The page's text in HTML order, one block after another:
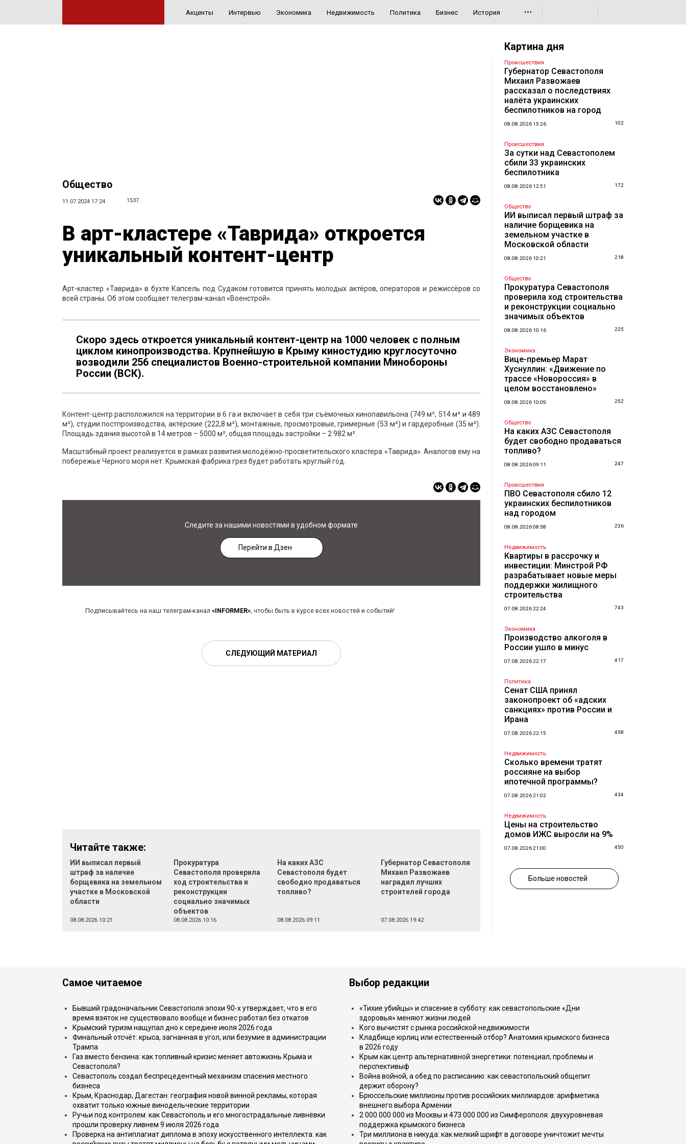
Акценты Интервью Экономика Недвижимость Политика Бизнес История •••
Общество
11.07.2024 17:24 1537
В арт-кластере «Таврида» откроется
уникальный контент-центр
Арт-кластер «Таврида» в бухте Капсель под Судаком готовится принять молодых актёров, операторов и режиссёров со
всей страны. Об этом сообщает телеграм-канал «Военстрой».
Скоро здесь откроется уникальный контент-центр на 1000 человек с полным
циклом кинопроизводства. Крупнейшую в Крыму киностудию круглосуточно
возводили 256 специалистов Военно-строительной компании Минобороны
России (ВСК).
Контент-центр расположился на территории в 6 га и включает в себя три съёмочных кинопавильона (749 м², 514 м² и 489
м²), студии постпроизводства, актёрские (222,8 м²), монтажные, просмотровые, гримерные (53 м²) и гардеробные (35 м²).
Площадь здания высотой в 14 метров – 5000 м², общая площадь застройки – 2 982 м².
Масштабный проект реализуется в рамках развития молодёжно-просветительского кластера «Таврида». Аналогов ему на
побережье Черного моря нет. Крымская фабрика грез будет работать круглый год.
Следите за нашими новостями в удобном формате
Перейти в Дзен
Подписывайтесь на наш телеграм-канал «INFORMER», чтобы быть в курсе всех новостей и событий!
СЛЕДУЮЩИЙ МАТЕРИАЛ
Читайте также:
ИИ выписал первый
штраф за наличие
борщевика на земельном
участке в Московской
области
08.08.2026 10:21
Прокуратура
Севастополя проверила
ход строительства и
реконструкции
социально значимых
объектов
08.08.2026 10:16
На каких АЗС
Севастополя будет
свободно продаваться
топливо?
08.08.2026 09:11
Губернатор Севастополя
Михаил Развожаев
наградил лучших
строителей города
07.08.2026 19:42
Картина дня
Происшествия
Губернатор Севастополя
Михаил Развожаев
рассказал о последствиях
налёта украинских
беспилотников на город
08.08.2026 15:26 102
Происшествия
За сутки над Севастополем
сбили 33 украинских
беспилотника
08.08.2026 12:51 172
Общество
ИИ выписал первый штраф за
наличие борщевика на
земельном участке в
Московской области
08.08.2026 10:21 218
Общество
Прокуратура Севастополя
проверила ход строительства
и реконструкции социально
значимых объектов
08.08.2026 10:16 225
Экономика
Вице-премьер Марат
Хуснуллин: «Движение по
трассе «Новороссия» в
целом восстановлено»
08.08.2026 10:09 252
Общество
На каких АЗС Севастополя
будет свободно продаваться
топливо?
08.08.2026 09:11 247
Происшествия
ПВО Севастополя сбило 12
украинских беспилотников
над городом
08.08.2026 08:58 236
Недвижимость
Квартиры в рассрочку и
инвестиции: Минстрой РФ
разрабатывает новые меры
поддержки жилищного
строительства
07.08.2026 22:24 743
Экономика
Производство алкоголя в
России ушло в минус
07.08.2026 22:17 417
Политика
Сенат США принял
законопроект об «адских
санкциях» против России и
Ирана
07.08.2026 22:15 458
Недвижимость
Сколько времени тратят
россияне на выбор
ипотечной программы?
07.08.2026 21:02 434
Недвижимость
Цены на строительство
домов ИЖС выросли на 9%
07.08.2026 21:00 450
Больше новостей
Самое читаемое
Бывший градоначальник Севастополя эпохи 90-х утверждает, что в его
время взяток не существовало вообще и бизнес работал без откатов
Крымский туризм нащупал дно к середине июля 2026 года
Финальный отсчёт: крыса, загнанная в угол, или безумие в администрации
Трампа
Газ вместо бензина: как топливный кризис меняет автожизнь Крыма и
Севастополя?
Севастополь создал беспрецедентный механизм спасения местного
бизнеса
Крым, Краснодар, Дагестан: география новой винной рекламы, которая
охватит только южные винодельческие территории
Ручьи под контролем: как Севастополь и его многострадальные ливнёвки
прошли проверку ливнем 9 июля 2026 года
Проверка на антиплагиат диплома в эпоху искусственного интеллекта: как
Выбор редакции
«Тихие убийцы» и спасение в субботу: как севастопольские «Дни
здоровья» меняют жизни людей
Кого вычистят с рынка российской недвижимости
Кладбище юрлиц или естественный отбор? Анатомия крымского бизнеса
в 2026 году
Крым как центр альтернативной энергетики: потенциал, проблемы и
перспективыф
Война войной, а обед по расписанию: как севастопольский общепит
держит оборону?
Брюссельские миллионы против российских миллиардов: арифметика
внешнего выбора Армении
2 000 000 000 из Москвы и 473 000 000 из Симферополя: двухуровневая
поддержка крымского бизнеса
Три миллиона в никуда: как мелкий шрифт в договоре уничтожит мечты